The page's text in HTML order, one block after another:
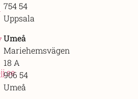
754 54
Uppsala
Umeå
Mariehemsvägen
18 A
906 54
Umeå